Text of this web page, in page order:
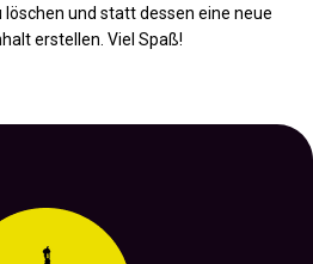
und statt dessen eine neue
erstellen. Viel Spaß!